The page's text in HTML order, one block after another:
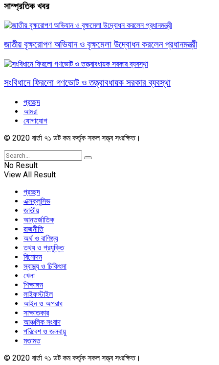
সাম্প্রতিক খবর
জাতীয় বৃক্ষরোপণ অভিযান ও বৃক্ষমেলা উদ্বোধন করলেন প্রধানমন্ত্রী
সংবিধানে ফিরলো গণভোট ও তত্ত্বাবধায়ক সরকার ব্যবস্থা
প্রচ্ছদ
আমরা
যোগাযোগ
© 2020 বার্তা ৭১ ডট কম কর্তৃক সকল সত্ত্ব সংরক্ষিত।
No Result
View All Result
প্রচ্ছদ
এক্সক্লুসিভ
জাতীয়
আন্তর্জাতিক
রাজনীতি
অর্থ ও বাণিজ্য
তথ্য ও প্রযুক্তি
বিনোদন
স্বাস্থ্য ও চিকিৎসা
খেলা
শিক্ষাঙ্গন
লাইফস্টাইল
আইন ও অপরাধ
সাক্ষাতকার
আঞ্চলিক সংবাদ
পরিবেশ ও জলবায়ু
মতামত
© 2020 বার্তা ৭১ ডট কম কর্তৃক সকল সত্ত্ব সংরক্ষিত।